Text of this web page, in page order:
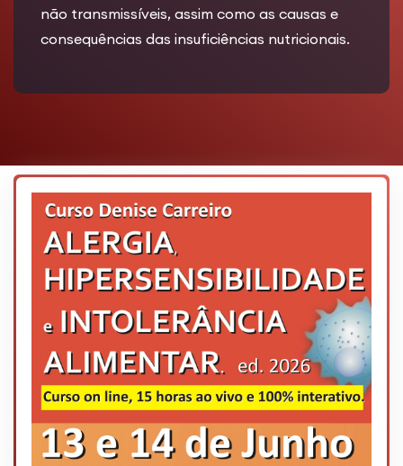
não transmissíveis, assim como as causas e
consequências das insuficiências nutricionais.